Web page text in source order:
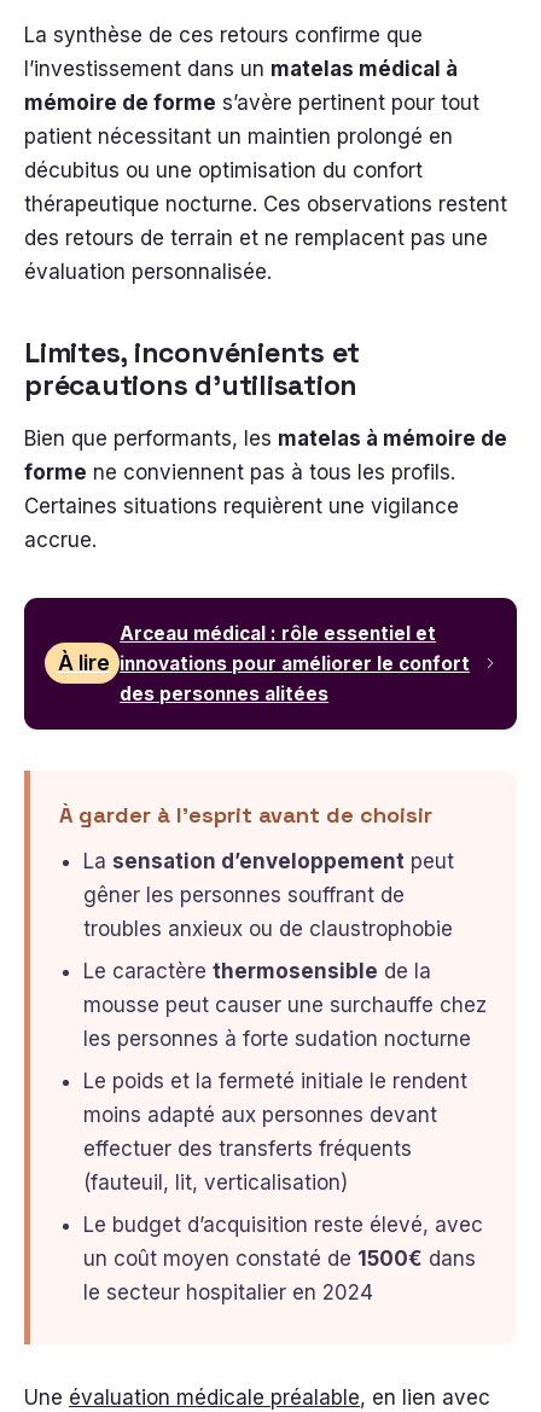
La synthèse de ces retours confirme que
l’investissement dans un matelas médical à
mémoire de forme s’avère pertinent pour tout
patient nécessitant un maintien prolongé en
décubitus ou une optimisation du confort
thérapeutique nocturne. Ces observations restent
des retours de terrain et ne remplacent pas une
évaluation personnalisée.
Limites, inconvénients et
précautions d’utilisation
Bien que performants, les matelas à mémoire de
forme ne conviennent pas à tous les profils.
Certaines situations requièrent une vigilance
accrue.
À lire
Arceau médical : rôle essentiel et
innovations pour améliorer le confort
des personnes alitées
À garder à l’esprit avant de choisir
La sensation d’enveloppement peut
gêner les personnes souffrant de
troubles anxieux ou de claustrophobie
Le caractère thermosensible de la
mousse peut causer une surchauffe chez
les personnes à forte sudation nocturne
Le poids et la fermeté initiale le rendent
moins adapté aux personnes devant
effectuer des transferts fréquents
(fauteuil, lit, verticalisation)
Le budget d’acquisition reste élevé, avec
un coût moyen constaté de 1500€ dans
le secteur hospitalier en 2024
Une évaluation médicale préalable, en lien avec